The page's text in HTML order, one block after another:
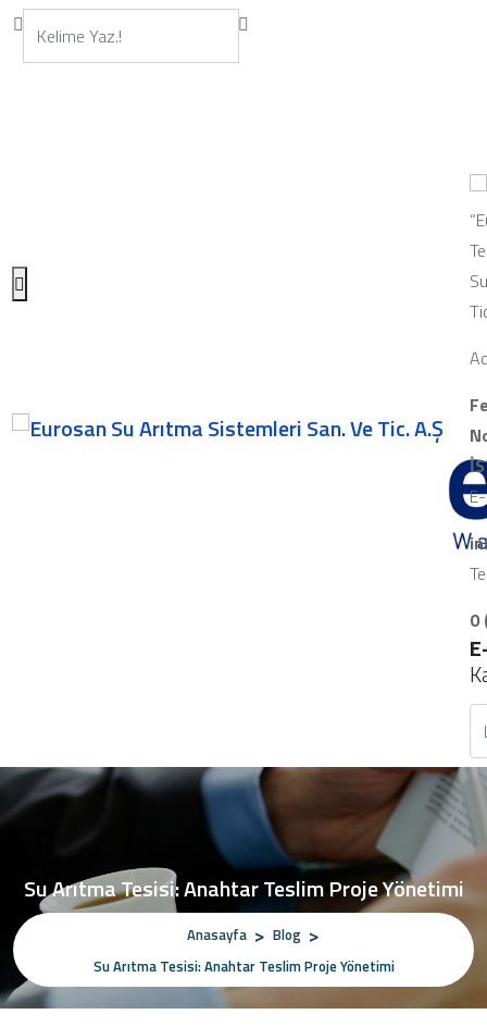
0
Su Arıtma Tesisi: Anahtar Teslim Proje Yönetimi
Anasayfa
Blog
Su Arıtma Tesisi: Anahtar Teslim Proje Yönetimi